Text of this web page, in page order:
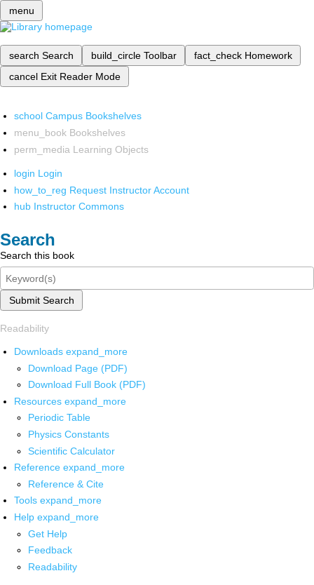
menu
search Search build_circle Toolbar fact_check Homework
cancel Exit Reader Mode
school Campus Bookshelves
menu_book Bookshelves
perm_media Learning Objects
login Login
how_to_reg Request Instructor Account
hub Instructor Commons
Search
Search this book
Submit Search
Readability
Downloads expand_more
Download Page (PDF)
Download Full Book (PDF)
Resources expand_more
Periodic Table
Physics Constants
Scientific Calculator
Reference expand_more
Reference & Cite
Tools expand_more
Help expand_more
Get Help
Feedback
Readability